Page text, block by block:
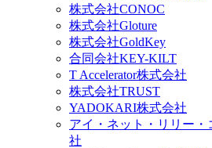
株式会社CONOC
株式会社Gloture
株式会社GoldKey
合同会社KEY-KILT
T Accelerator株式会社
株式会社TRUST
YADOKARI株式会社
アイ・ネット・リリー
社